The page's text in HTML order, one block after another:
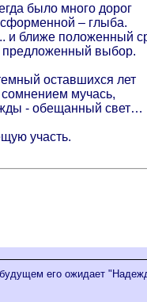
было много дорог
– глыба.
и ближе положенный
выбор.
оставшихся лет
мучась,
- обещанный свет…
участь.
его ожидает